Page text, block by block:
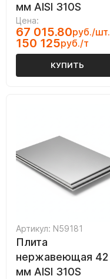
мм AISI 310S
Цена:
67 015.80руб./шт.
150 125руб./т
КУПИТЬ
Артикул: N59181
Плита
нержавеющая 42
мм AISI 310S